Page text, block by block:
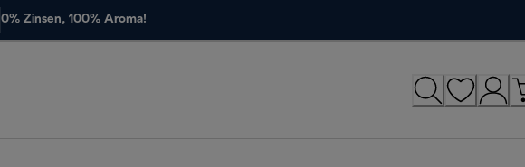
0% Zinsen, 100% Aroma!